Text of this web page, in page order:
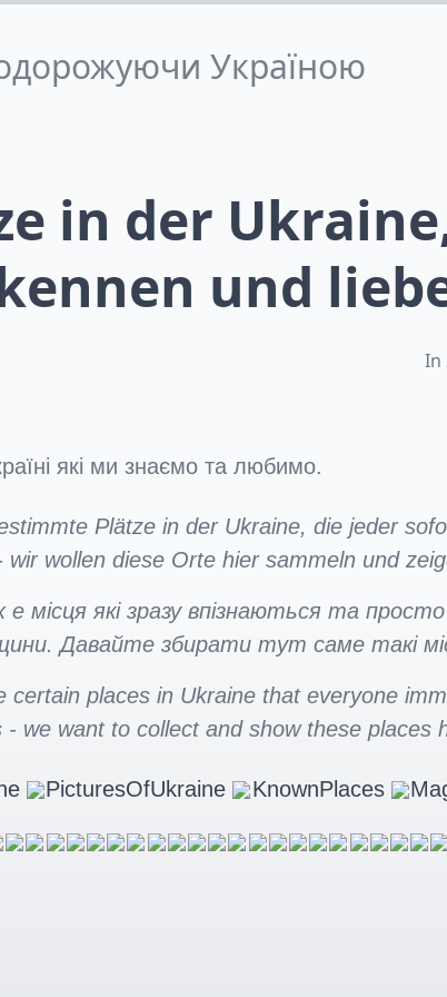
Україною
in der
und
In
які ми знаємо та любимо.
Plätze in der Ukraine, die jeder
wir wollen diese Orte hier sammeln und
е місця які зразу впізнаються та
Давайте збирати тут саме такі
certain places in Ukraine that everyone
- we want to collect and show these places
PicturesOfUkraine KnownPlaces